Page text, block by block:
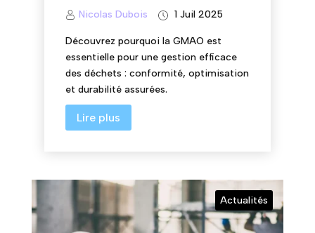
Nicolas Dubois 1 Juil 2025
Découvrez pourquoi la GMAO est
essentielle pour une gestion efficace
des déchets : conformité, optimisation
et durabilité assurées.
Lire plus
Actualités